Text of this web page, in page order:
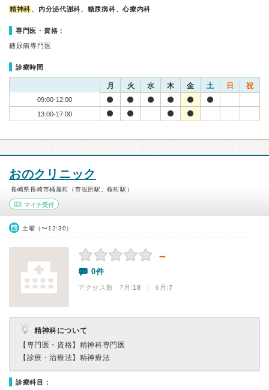
精神科 、内分泌代謝科、糖尿病科、心療内科
専門医・資格：
糖尿病専門医
診療時間
月 火 水 木 金 土 日 祝
09:00-12:00
13:00-17:00
おのクリニック
長崎県長崎市桶屋町（市役所駅、桜町駅）
マイナ受付
土曜（〜12:30）
－
0件
アクセス数 7月:18 | 6月:7
精神科について
【専門医・資格】 精神科専門医
【診療・治療法】 精神療法
診療科目：